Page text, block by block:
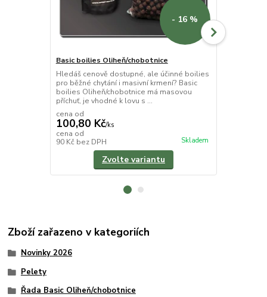
- 16 %
Basic boilies Oliheň/chobotnice
Hledáš cenově dostupné, ale účinné boilies
pro běžné chytání i masivní krmení? Basic
boilies Oliheň/chobotnice má masovou
příchuť, je vhodné k lovu s ...
cena od
100,80 Kč/ks
cena od
90 Kč bez DPH Skladem
Zvolte variantu
Zboží zařazeno v kategoriích
Novinky 2026
Pelety
Řada Basic Oliheň/chobotnice